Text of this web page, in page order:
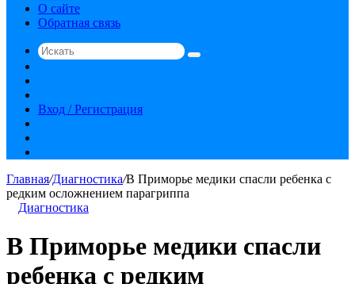
О сайте
Обратная связь
Искать
статья
Вход / Регистрация
Главная/Диагностика/В Приморье медики спасли ребенка с
редким осложнением парагриппа
Диагностика
В Приморье медики спасли
ребенка с редким